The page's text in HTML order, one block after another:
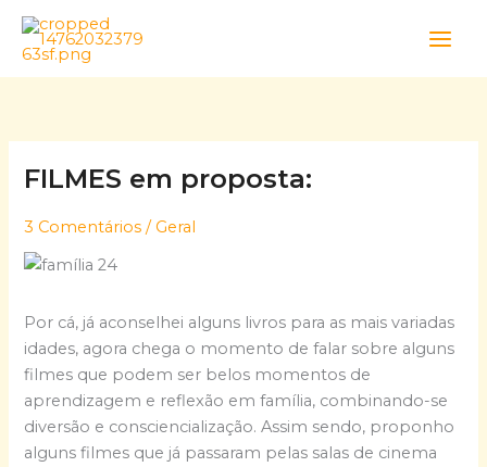
Skip
content
FILMES em proposta:
3 Comentários / Geral
Por cá, já aconselhei alguns livros para as mais variadas
idades, agora chega o momento de falar sobre alguns
filmes que podem ser belos momentos de
aprendizagem e reflexão em família, combinando-se
diversão e consciencialização. Assim sendo, proponho
alguns filmes que já passaram pelas salas de cinema